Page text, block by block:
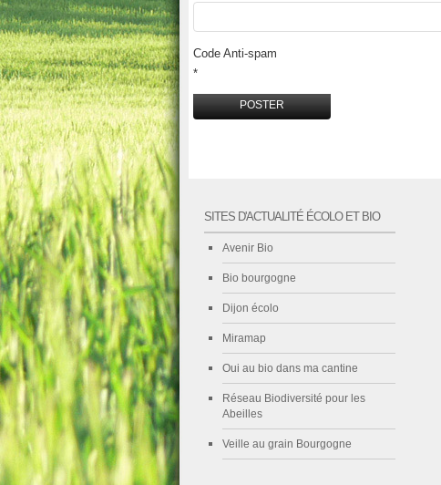
Code Anti-spam
*
SITES D'ACTUALITÉ ÉCOLO ET BIO
Avenir Bio
Bio bourgogne
Dijon écolo
Miramap
Oui au bio dans ma cantine
Réseau Biodiversité pour les
Abeilles
Veille au grain Bourgogne